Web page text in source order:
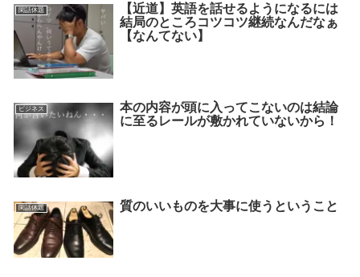
閑話休題
【近道】英語を話せるようになるには
結局のところコツコツ継続なんだなぁ
【なんてない】
ビジネス
本の内容が頭に入ってこないのは結論
に至るレールが敷かれていないから！
閑話休題 質のいいものを大事に使うということ